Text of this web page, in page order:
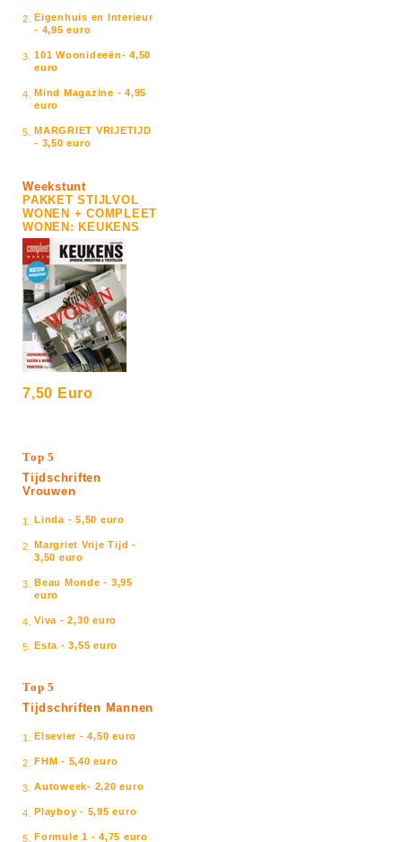
2. Eigenhuis en Interieur
- 4,95 euro
3. 101 Woonideeën- 4,50
euro
4. Mind Magazine - 4,95
euro
5. MARGRIET VRIJETIJD
- 3,50 euro
Weekstunt
PAKKET STIJLVOL
WONEN + COMPLEET
WONEN: KEUKENS
7,50 Euro
Top 5
Tijdschriften
Vrouwen
1. Linda - 5,50 euro
2. Margriet Vrije Tijd -
3,50 euro
3. Beau Monde - 3,95
euro
4. Viva - 2,30 euro
5. Esta - 3,55 euro
Top 5
Tijdschriften Mannen
1. Elsevier - 4,50 euro
2. FHM - 5,40 euro
3. Autoweek- 2,20 euro
4. Playboy - 5,95 euro
5. Formule 1 - 4,75 euro